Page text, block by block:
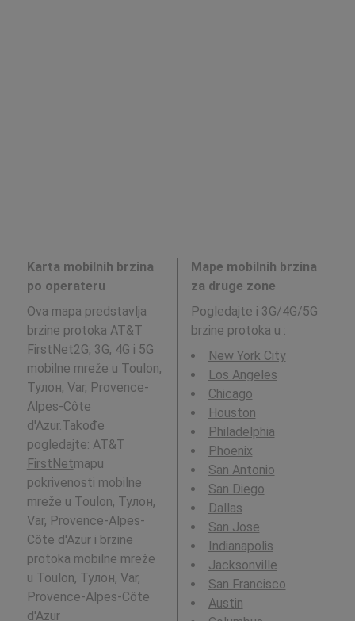
Karta mobilnih brzina
po operateru
Ova mapa predstavlja
brzine protoka AT&T
FirstNet2G, 3G, 4G i 5G
mobilne mreže u Toulon,
Тулон, Var, Provence-
Alpes-Côte
d'Azur.Takođe
pogledajte: AT&T
FirstNetmapu
pokrivenosti mobilne
mreže u Toulon, Тулон,
Var, Provence-Alpes-
Côte d'Azur i brzine
protoka mobilne mreže
u Toulon, Тулон, Var,
Provence-Alpes-Côte
d'Azur
Mape mobilnih brzina
za druge zone
Pogledajte i 3G/4G/5G
brzine protoka u :
New York City
Los Angeles
Chicago
Houston
Philadelphia
Phoenix
San Antonio
San Diego
Dallas
San Jose
Indianapolis
Jacksonville
San Francisco
Austin